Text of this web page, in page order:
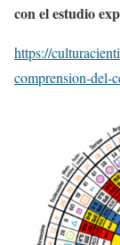
con el estudio
https://
comprension-del-